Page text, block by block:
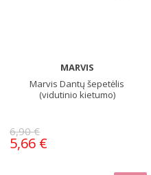
MARVIS
Marvis Dantų šepetėlis
(vidutinio kietumo)
6,90 €
5,66 €